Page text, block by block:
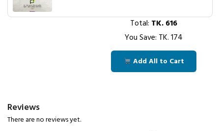
Total: TK.616
You Save: TK.174
Add All to Cart
Reviews
There are no reviews yet.